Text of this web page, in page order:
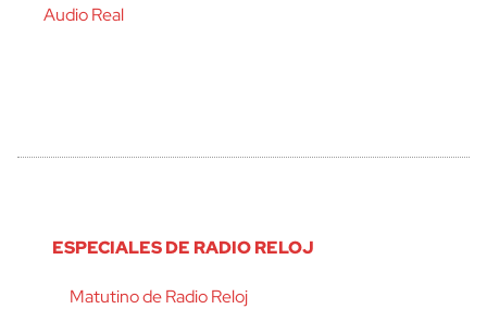
Audio Real
ESPECIALES DE RADIO RELOJ
Matutino de Radio Reloj